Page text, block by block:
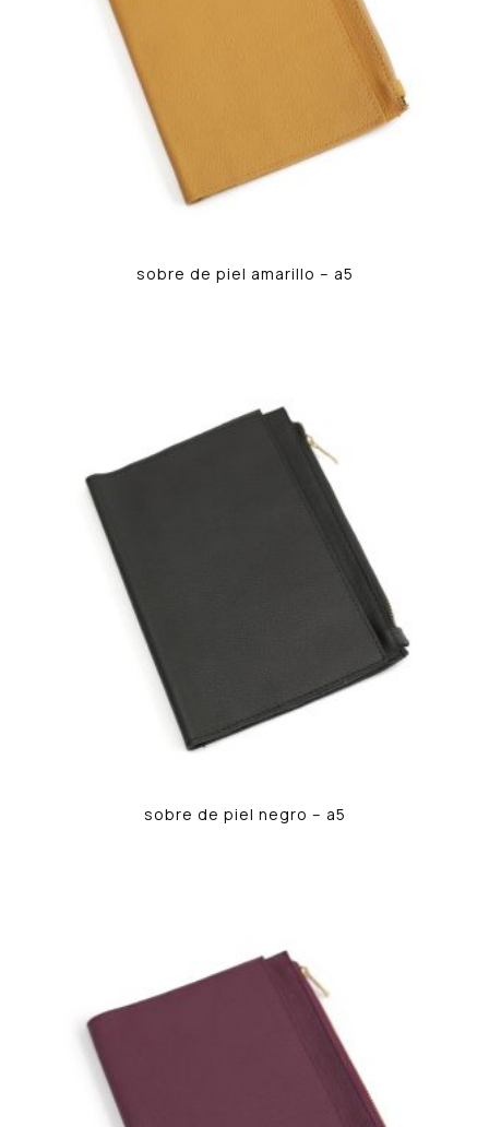
sobre de piel amarillo – a5
sobre de piel negro – a5